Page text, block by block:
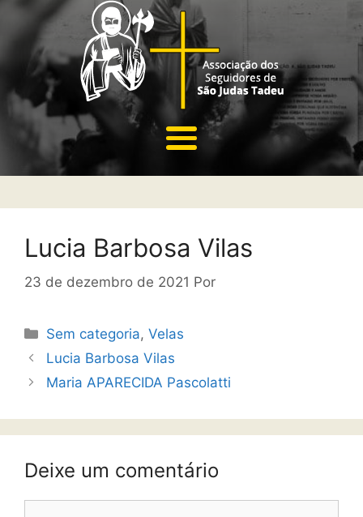
Lucia Barbosa Vilas
23 de dezembro de 2021 Por
Sem categoria,Velas
Lucia Barbosa Vilas
Maria APARECIDA Pascolatti
Deixe um comentário